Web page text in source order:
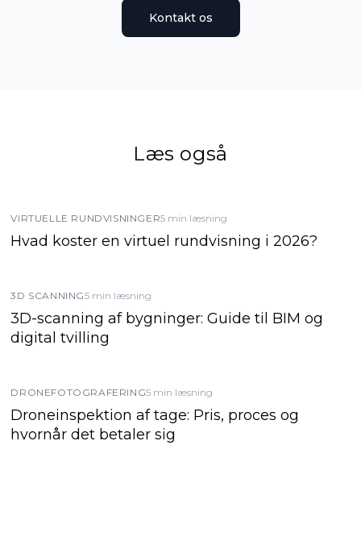
Kontakt os
Læs også
VIRTUELLE RUNDVISNINGER5 min læsning
Hvad koster en virtuel rundvisning i 2026?
3D SCANNING5 min læsning
3D-scanning af bygninger: Guide til BIM og
digital tvilling
DRONEFOTOGRAFERING5 min læsning
Droneinspektion af tage: Pris, proces og
hvornår det betaler sig